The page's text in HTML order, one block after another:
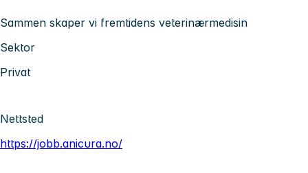
Sammen skaper vi fremtidens veterinærmedisin
Sektor
Privat
Nettsted
https://jobb.anicura.no/